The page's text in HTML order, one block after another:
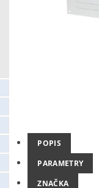
POPIS
PARAMETRY
ZNAČKA